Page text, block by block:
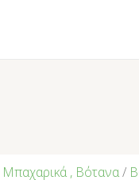
Μπαχαρικά , Βότανα/